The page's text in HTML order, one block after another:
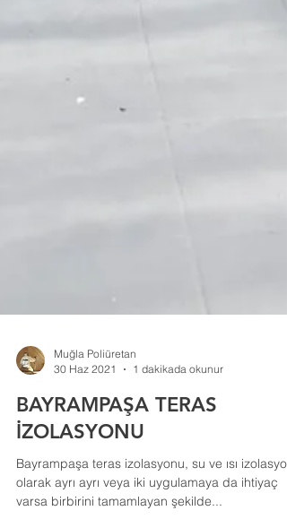
30 Haz 2021
1 dakikada okunur
BAYRAMPAŞA TERAS
İZOLASYONU
Bayrampaşa teras izolasyonu, su ve ısı